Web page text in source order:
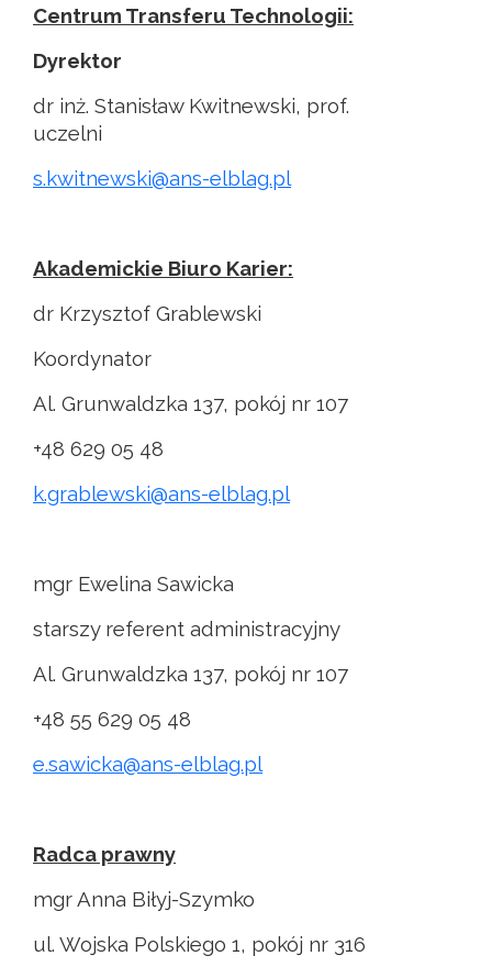
Centrum Transferu Technologii:
Dyrektor
dr inż. Stanisław Kwitnewski, prof.
uczelni
s.kwitnewski@ans-elblag.pl
Akademickie Biuro Karier:
dr Krzysztof Grablewski
Koordynator
Al. Grunwaldzka 137, pokój nr 107
+48 629 05 48
k.grablewski@ans-elblag.pl
mgr Ewelina Sawicka
starszy referent administracyjny
Al. Grunwaldzka 137, pokój nr 107
+48 55 629 05 48
e.sawicka@ans-elblag.pl
Radca prawny
mgr Anna Biłyj-Szymko
ul. Wojska Polskiego 1, pokój nr 316